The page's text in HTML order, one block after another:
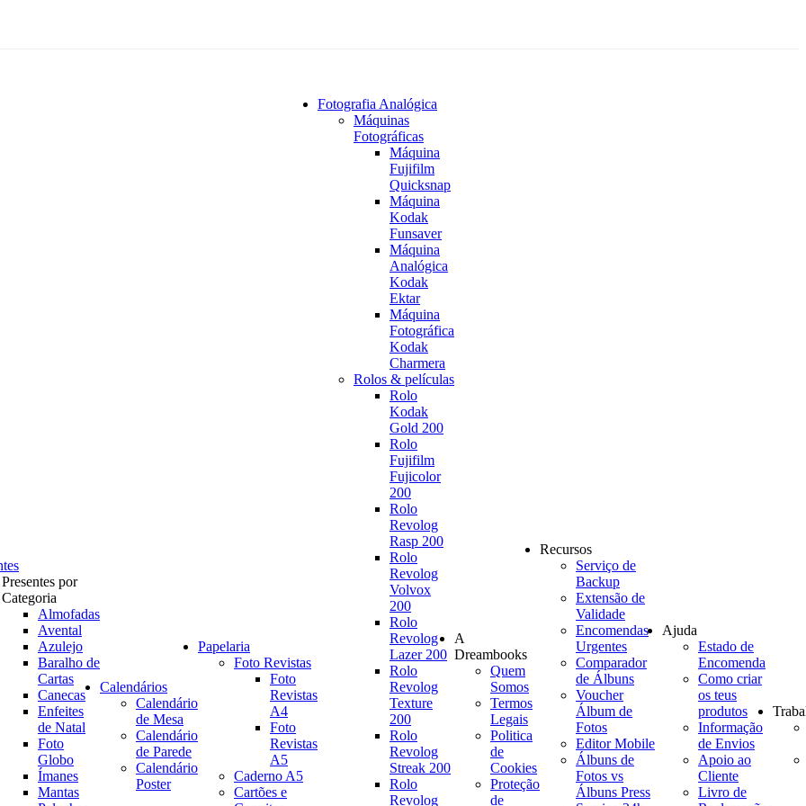
Presentes por
Categoria
Almofadas
Avental
Azulejo
Baralho de
Cartas
Canecas
Enfeites
de Natal
Foto
Globo
Ímanes
Mantas
Calendários
Calendário
de Mesa
Calendário
de Parede
Calendário
Poster
Papelaria
Foto Revistas
Foto
Revistas
A4
Foto
Revistas
A5
Caderno A5
Cartões e
Fotografia Analógica
Máquinas
Fotográficas
Máquina
Fujifilm
Quicksnap
Máquina
Kodak
Funsaver
Máquina
Analógica
Kodak
Ektar
Máquina
Fotográfica
Kodak
Charmera
Rolos & películas
Rolo
Kodak
Gold 200
Rolo
Fujifilm
Fujicolor
200
Rolo
Revolog
Rasp 200
Rolo
Revolog
Volvox
200
Rolo
Revolog
Lazer 200
Rolo
Revolog
Texture
200
Rolo
Revolog
Streak 200
Rolo
Revolog
A
Dreambooks
Quem
Somos
Termos
Legais
Politica
de
Cookies
Proteção
de
Recursos
Serviço de
Backup
Extensão de
Validade
Encomendas
Urgentes
Comparador
de Álbuns
Voucher
Álbum de
Fotos
Editor Mobile
Álbuns de
Fotos vs
Álbuns Press
Ajuda
Estado de
Encomenda
Como criar
os teus
produtos
Informação
de Envios
Apoio ao
Cliente
Livro de